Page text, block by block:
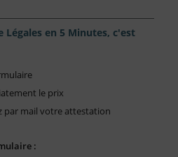
Légales en 5 Minutes, c'est
le prix
par mail votre attestation
: